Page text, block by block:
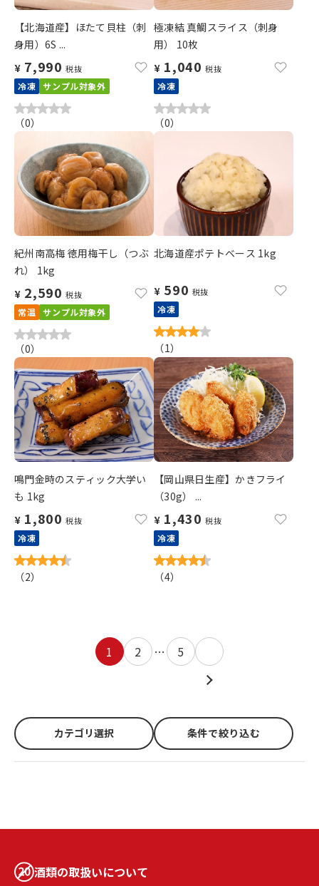
【北海道産】ほたて貝柱（刺
身用）6S ...
¥ 7,990 税抜
冷凍 サンプル対象外
（0）
極凍結 真鯛スライス（刺身
用） 10枚
¥ 1,040 税抜
冷凍
（0）
紀州南高梅 徳用梅干し（つぶ
れ） 1kg
¥ 2,590 税抜
常温 サンプル対象外
（0）
北海道産ポテトベース 1kg
¥ 590 税抜
冷凍
（1）
鳴門金時のスティック大学い
も 1kg
¥ 1,800 税抜
冷凍
（2）
【岡山県日生産】かきフライ
（30g） ...
¥ 1,430 税抜
冷凍
（4）
1 2 … 5
カテゴリ選択 条件で絞り込む
酒類の取扱いについて